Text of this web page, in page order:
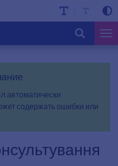
автоматически
содержать ошибки или